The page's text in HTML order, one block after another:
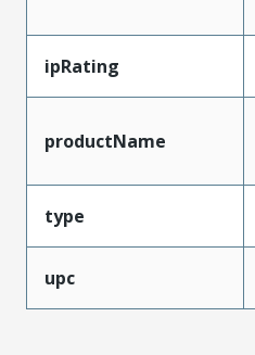
ipRating
productName
type
upc